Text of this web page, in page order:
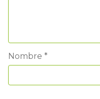
Nombre *